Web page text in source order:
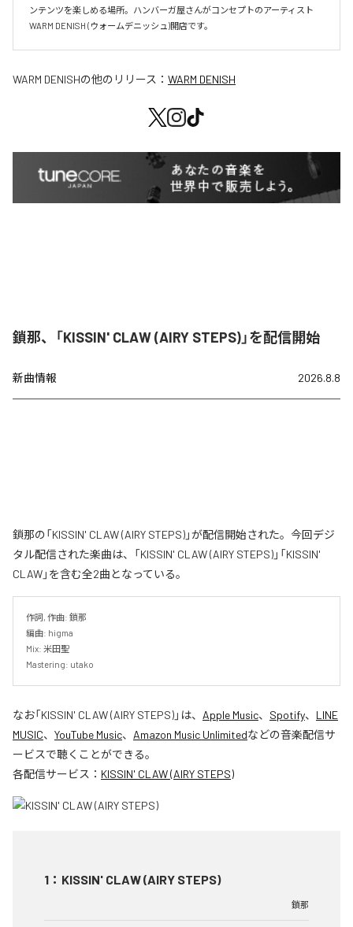
ンテンツを楽しめる場所。ハンバーガ屋さんがコンセプトのアーティスト
WARM DENISH (ウォームデニッシュ)開店です。
WARM DENISHの他のリリース： WARM DENISH
鎖那、「KISSIN' CLAW (AIRY STEPS)」を配信開始
新曲情報 2026.8.8
鎖那の「KISSIN' CLAW (AIRY STEPS)」が配信開始された。今回デジ
タル配信された楽曲は、「KISSIN' CLAW (AIRY STEPS)」「KISSIN'
CLAW」を含む全2曲となっている。
作詞, 作曲: 鎖那
編曲: higma
Mix: 米田聖
Mastering: utako
なお「KISSIN' CLAW (AIRY STEPS)」は、 Apple Music、 Spotify、 LINE
MUSIC、 YouTube Music、 Amazon Music Unlimitedなどの音楽配信サ
ービスで聴くことができる。
各配信サービス： KISSIN' CLAW (AIRY STEPS)
1 ： KISSIN' CLAW (AIRY STEPS)
鎖那